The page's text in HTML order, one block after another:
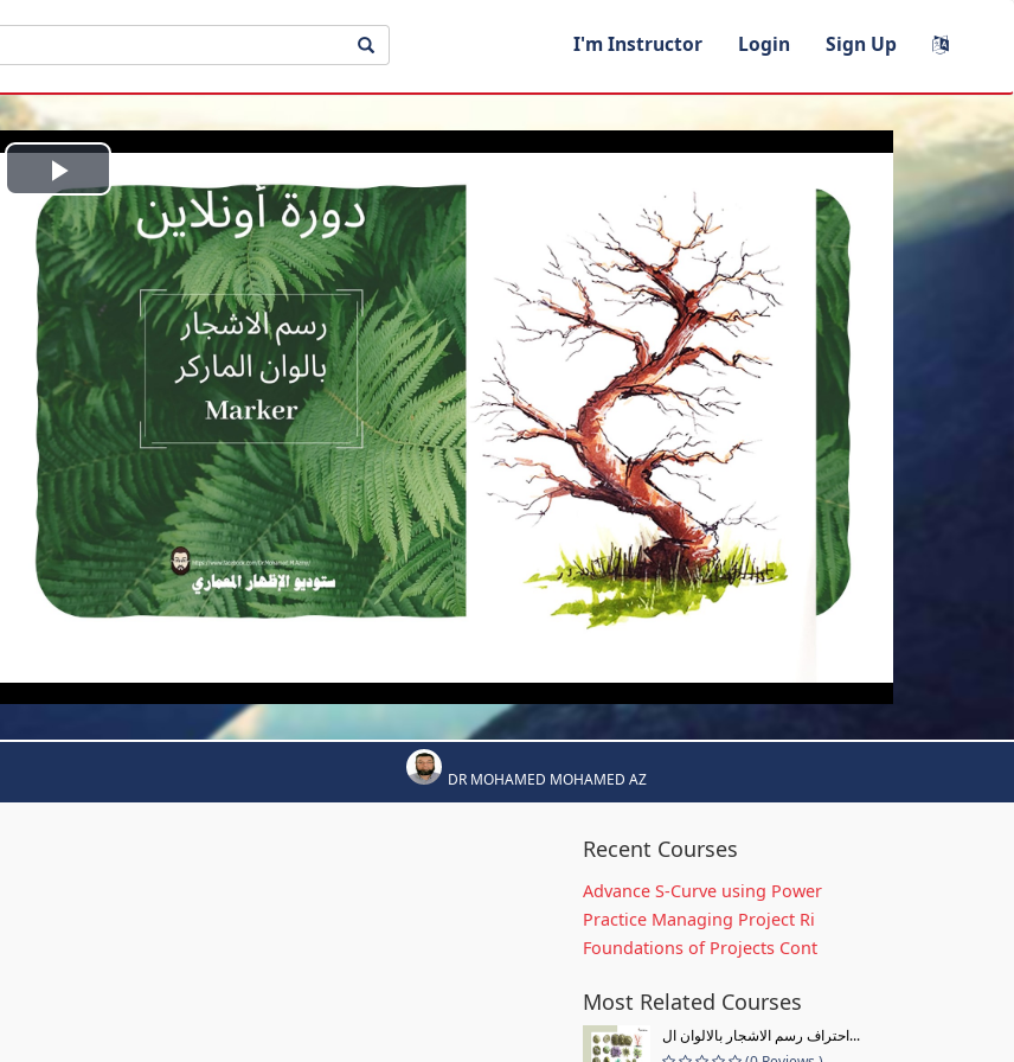
I'm Instructor Login Sign Up
Play
Video
DR MOHAMED MOHAMED AZ
Recent Courses
Advance S-Curve using Power
Practice Managing Project Ri
Foundations of Projects Cont
Most Related Courses
احتراف رسم الاشجار بالالوان ال...